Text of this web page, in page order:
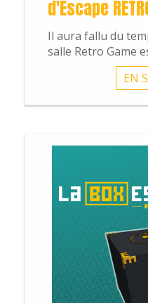
d'Escape
Il aura fallu du
salle Retro Game
EN